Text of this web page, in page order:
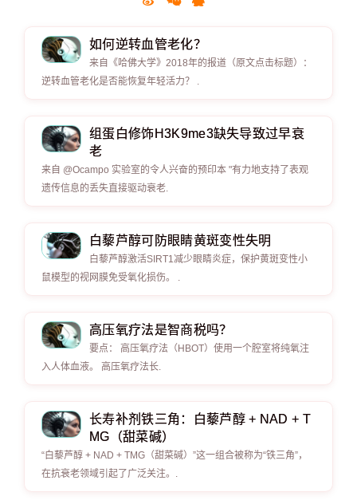
如何逆转血管老化？
来自《哈佛大学》2018年的报道（原文点击标题）：
逆转血管老化是否能恢复年轻活力？ .
组蛋白修饰H3K9me3缺失导致过早衰
老
来自 @Ocampo 实验室的令人兴奋的预印本 "有力地支持了表观
遗传信息的丢失直接驱动衰老.
白藜芦醇可防眼睛黄斑变性失明
白藜芦醇激活SIRT1减少眼睛炎症，保护黄斑变性小
鼠模型的视网膜免受氧化损伤。 .
高压氧疗法是智商税吗？
要点： 高压氧疗法（HBOT）使用一个腔室将纯氧注
入人体血液。 高压氧疗法长.
长寿补剂铁三角：白藜芦醇 + NAD + T
MG（甜菜碱）
“白藜芦醇 + NAD + TMG（甜菜碱）”这一组合被称为“铁三角”，
在抗衰老领域引起了广泛关注。.